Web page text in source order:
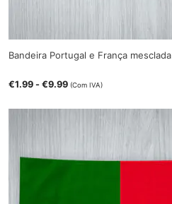
Bandeira Portugal e França mesclada
€1.99 -€9.99 (Com IVA)